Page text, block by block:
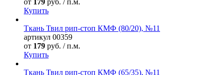
Купить
Ткань Твил рип-стоп КМФ (80/20), №11
артикул 00359
от 179 руб. / п.м.
Купить
Ткань Твил рип-стоп КМФ (65/35), №11